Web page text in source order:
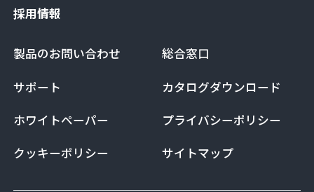
採用情報
製品のお問い合わせ
総合窓口
サポート
カタログダウンロード
ホワイトペーパー
プライバシーポリシー
クッキーポリシー
サイトマップ